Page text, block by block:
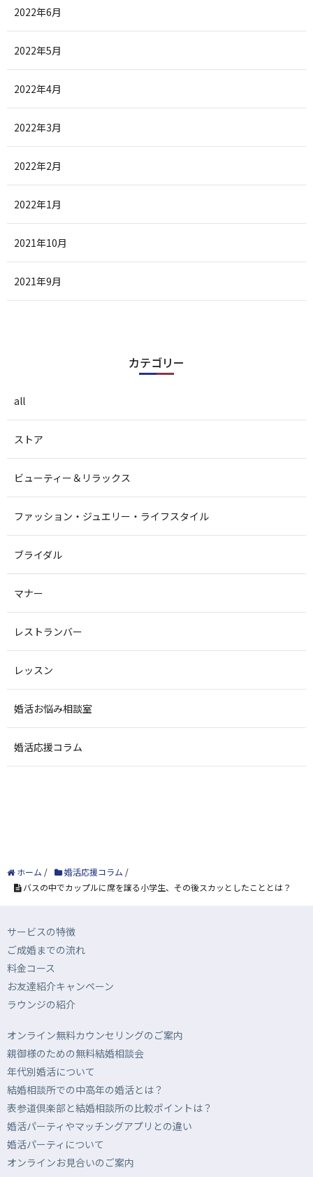
2022年6月
2022年5月
2022年4月
2022年3月
2022年2月
2022年1月
2021年10月
2021年9月
カテゴリー
all
ストア
ビューティー＆リラックス
ファッション・ジュエリー・ライフスタイル
ブライダル
マナー
レストランバー
レッスン
婚活お悩み相談室
婚活応援コラム
ホーム / 婚活応援コラム /
バスの中でカップルに席を譲る小学生、その後スカッとしたこととは？
サービスの特徴
ご成婚までの流れ
料金コース
お友達紹介キャンペーン
ラウンジの紹介
オンライン無料カウンセリングのご案内
親御様のための無料結婚相談会
年代別婚活について
結婚相談所での中高年の婚活とは？
表参道倶楽部と結婚相談所の比較ポイントは？
婚活パーティやマッチングアプリとの違い
婚活パーティについて
オンラインお見合いのご案内